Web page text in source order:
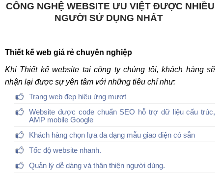
CÔNG NGHỆ WEBSITE ƯU VIỆT ĐƯỢC NHIỀU
NGƯỜI SỬ DỤNG NHẤT
Thiết kế web giá rẻ chuyên nghiệp
Khi Thiết kế website tại công ty chúng tôi, khách hàng sẽ
nhận lại được sự yên tâm với những tiêu chí như:
Trang web đẹp hiệu ứng mượt
Website được code chuẩn SEO hỗ trợ dữ liệu cấu trúc,
AMP mobile Google
Khách hàng chọn lựa đa dạng mẫu giao diện có sẵn
Tốc độ website nhanh.
Quản lý dễ dàng và thân thiện người dùng.